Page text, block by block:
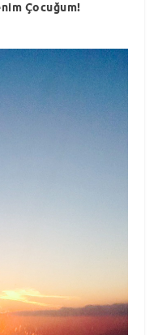
Çocuğum!